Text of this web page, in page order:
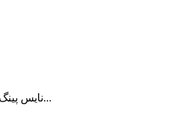
نایس پینگ این افتخار را در بر دارد که با سالها سابقه در زمینه ارائه سرویس کاهش پینگ تا اکنون به بیش از 10000 کاربر ایرانی با رضایت مشتریان خدمات رسانی نموده است...